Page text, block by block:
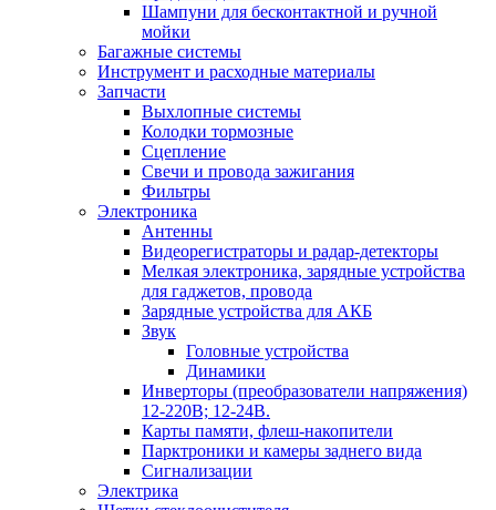
Шампуни для бесконтактной и ручной
мойки
Багажные системы
Инструмент и расходные материалы
Запчасти
Выхлопные системы
Колодки тормозные
Сцепление
Свечи и провода зажигания
Фильтры
Электроника
Антенны
Видеорегистраторы и радар-детекторы
Мелкая электроника, зарядные устройства
для гаджетов, провода
Зарядные устройства для АКБ
Звук
Головные устройства
Динамики
Инверторы (преобразователи напряжения)
12-220В; 12-24В.
Карты памяти, флеш-накопители
Парктроники и камеры заднего вида
Сигнализации
Электрика